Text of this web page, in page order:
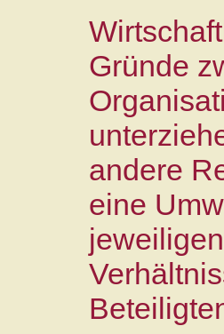
Gründe
andere
eine